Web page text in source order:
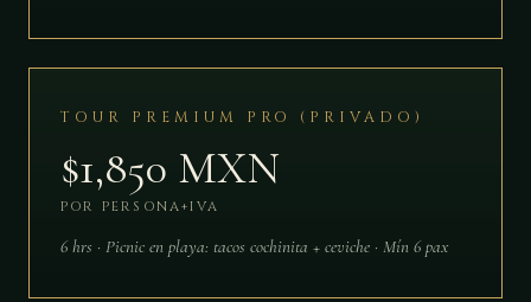
TOUR PREMIUM PRO (PRIVADO)
$1,850 MXN
POR PERSONA+IVA
6 hrs · Picnic en playa: tacos cochinita + ceviche · Mín 6 pax